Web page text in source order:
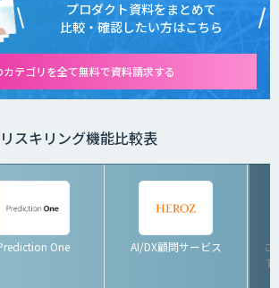
プロダクト資料をまとめて
比較・確認したい方はこちら
カテゴリを全て無料で資料請求する
リスキリング機能比較表
One
AI/DX顧問サービス
こ